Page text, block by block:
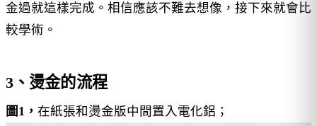
金過就這樣完成。相信應該不難去想像，接下來就會比
較學術。
3、燙金的流程
圖1， 在紙張和燙金版中間置入電化鋁；